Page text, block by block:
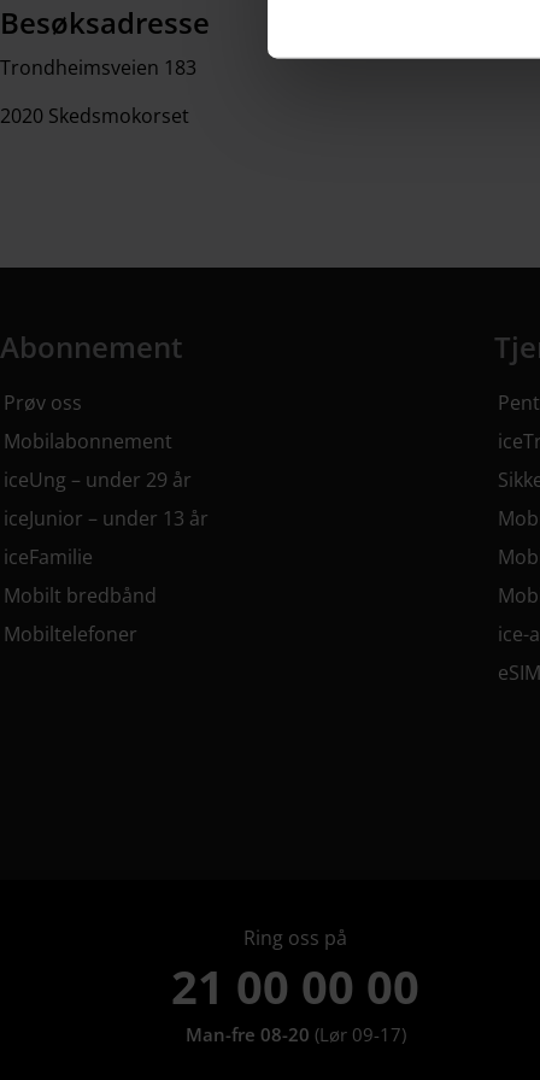
Besøksadresse
Trondheimsveien 183
2020 Skedsmokorset
Abonnement
Prøv oss
Mobilabonnement
iceUng – under 29 år
iceJunior – under 13 år
iceFamilie
Mobilt bredbånd
Mobiltelefoner
ice-
eSIM
Ring oss på
21 00 00 00
Man-fre 08-20 (Lør 09-17)